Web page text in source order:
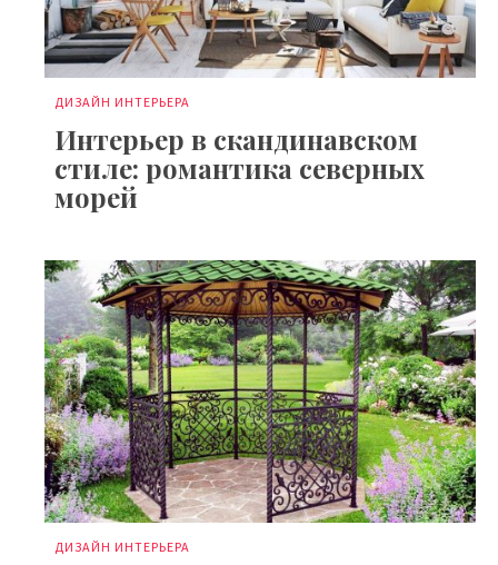
ДИЗАЙН ИНТЕРЬЕРА
Интерьер в скандинавском
стиле: романтика северных
морей
ДИЗАЙН ИНТЕРЬЕРА